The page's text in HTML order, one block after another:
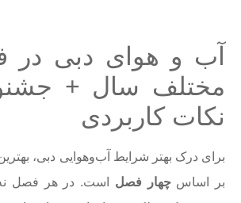
آب و هوای دبی در
مختلف سال +
نکات کاربردی
برای درک بهتر شرایط آب‌وهوایی دبی،
بر اساس چهار فصل است. در هر فصل